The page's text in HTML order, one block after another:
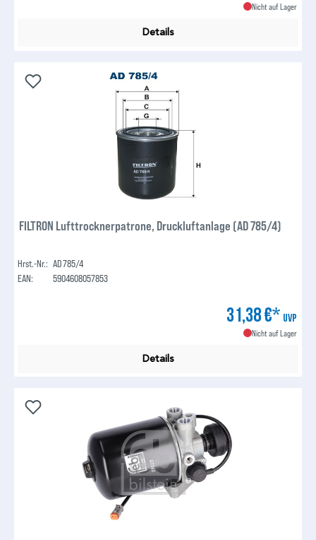
Nicht auf Lager
Details
FILTRON Lufttrocknerpatrone, Druckluftanlage (AD 785/4)
Hrst.-Nr.: AD 785/4
EAN:
5904608057853
31,38 €* UVP
Nicht auf Lager
Details